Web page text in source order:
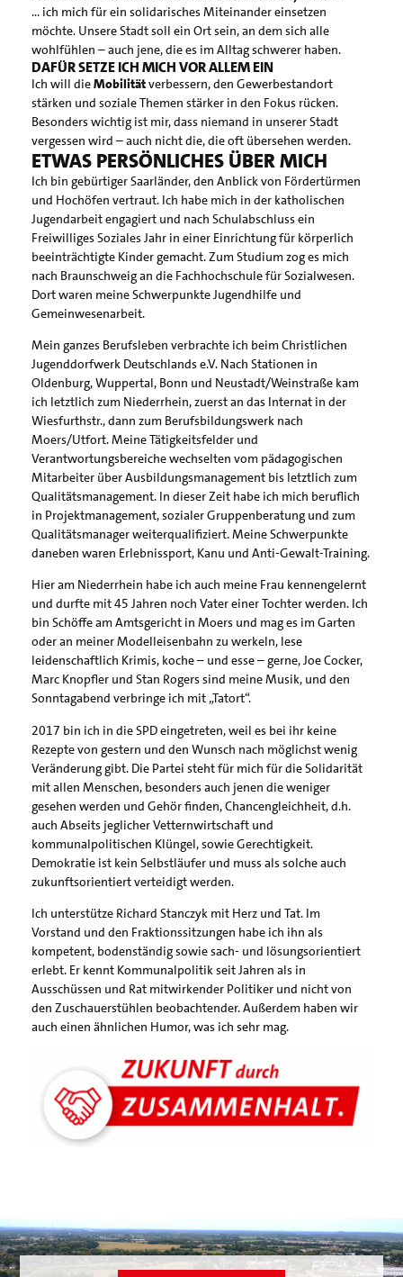
… ich mich für ein solidarisches Miteinander einsetzen
möchte. Unsere Stadt soll ein Ort sein, an dem sich alle
wohlfühlen – auch jene, die es im Alltag schwerer haben.
DAFÜR SETZE ICH MICH VOR ALLEM EIN
Ich will dieMobilitätverbessern, den Gewerbestandort
stärken und soziale Themen stärker in den Fokus rücken.
Besonders wichtig ist mir, dass niemand in unserer Stadt
vergessen wird – auch nicht die, die oft übersehen werden.
ETWAS PERSÖNLICHES ÜBER MICH
Ich bin gebürtiger Saarländer, den Anblick von Fördertürmen
und Hochöfen vertraut. Ich habe mich in der katholischen
Jugendarbeit engagiert und nach Schulabschluss ein
Freiwilliges Soziales Jahr in einer Einrichtung für körperlich
beeinträchtigte Kinder gemacht. Zum Studium zog es mich
nach Braunschweig an die Fachhochschule für Sozialwesen.
Dort waren meine Schwerpunkte Jugendhilfe und
Gemeinwesenarbeit.
Mein ganzes Berufsleben verbrachte ich beim Christlichen
Jugenddorfwerk Deutschlands e.V. Nach Stationen in
Oldenburg, Wuppertal, Bonn und Neustadt/Weinstraße kam
ich letztlich zum Niederrhein, zuerst an das Internat in der
Wiesfurthstr., dann zum Berufsbildungswerk nach
Moers/Utfort. Meine Tätigkeitsfelder und
Verantwortungsbereiche wechselten vom pädagogischen
Mitarbeiter über Ausbildungsmanagement bis letztlich zum
Qualitätsmanagement. In dieser Zeit habe ich mich beruflich
in Projektmanagement, sozialer Gruppenberatung und zum
Qualitätsmanager weiterqualifiziert. Meine Schwerpunkte
daneben waren Erlebnissport, Kanu und Anti-Gewalt-Training.
Hier am Niederrhein habe ich auch meine Frau kennengelernt
und durfte mit 45 Jahren noch Vater einer Tochter werden. Ich
bin Schöffe am Amtsgericht in Moers und mag es im Garten
oder an meiner Modelleisenbahn zu werkeln, lese
leidenschaftlich Krimis, koche – und esse – gerne, Joe Cocker,
Marc Knopfler und Stan Rogers sind meine Musik, und den
Sonntagabend verbringe ich mit „Tatort“.
2017 bin ich in die SPD eingetreten, weil es bei ihr keine
Rezepte von gestern und den Wunsch nach möglichst wenig
Veränderung gibt. Die Partei steht für mich für die Solidarität
mit allen Menschen, besonders auch jenen die weniger
gesehen werden und Gehör finden, Chancengleichheit, d.h.
auch Abseits jeglicher Vetternwirtschaft und
kommunalpolitischen Klüngel, sowie Gerechtigkeit.
Demokratie ist kein Selbstläufer und muss als solche auch
zukunftsorientiert verteidigt werden.
Ich unterstütze Richard Stanczyk mit Herz und Tat. Im
Vorstand und den Fraktionssitzungen habe ich ihn als
kompetent, bodenständig sowie sach- und lösungsorientiert
erlebt. Er kennt Kommunalpolitik seit Jahren als in
Ausschüssen und Rat mitwirkender Politiker und nicht von
den Zuschauerstühlen beobachtender. Außerdem haben wir
auch einen ähnlichen Humor, was ich sehr mag.